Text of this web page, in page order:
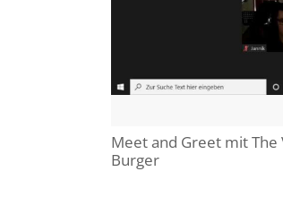
Meet and Greet mit The
Burger